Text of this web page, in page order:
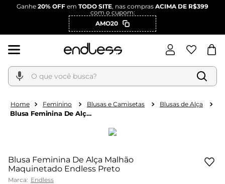
Ganhe 20% OFF em TODO SITE, nas compras ACIMA DE R$399
com o cupom:
AMO20
O que você busca?
Feminino Blusas e Camisetas Blusas de Alça
Blusa Feminina De Alça
Blusa Feminina De Alça Malhão
Maquinetado Endless Preto
Marca: Endless